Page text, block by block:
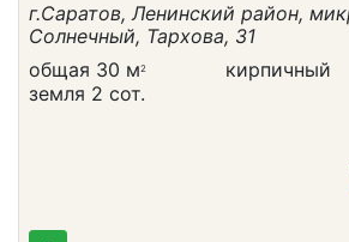
г.Саратов, Ленинский район,
Солнечный, Тархова, 31
общая 30 м2
земля 2 сот.
кирпичный